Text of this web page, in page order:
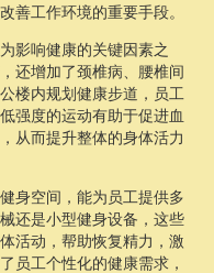
善工作环境的重要手段。
影响健康的关键因素之
还增加了颈椎病、腰椎间
楼内规划健康步道，员工
强度的运动有助于促进血
从而提升整体的身体活力
身空间，能为员工提供多
还是小型健身设备，这些
活动，帮助恢复精力，激
员工个性化的健康需求，